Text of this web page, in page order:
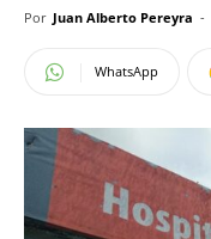
Por Juan Alberto Pereyra -
WhatsApp